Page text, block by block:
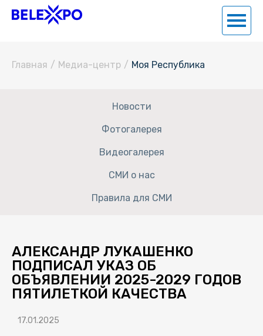
Главная / Медиа-центр / Моя Республика
Новости
Фотогалерея
Видеогалерея
СМИ о нас
Правила для СМИ
АЛЕКСАНДР ЛУКАШЕНКО
ПОДПИСАЛ УКАЗ ОБ
ОБЪЯВЛЕНИИ 2025-2029 ГОДОВ
ПЯТИЛЕТКОЙ КАЧЕСТВА
17.01.2025